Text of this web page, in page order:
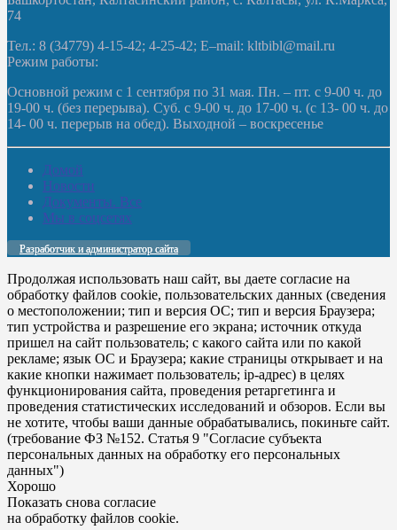
74
Тел.: 8 (34779) 4-15-42; 4-25-42; E–mail: kltbibl@mail.ru
Режим работы:
Основной режим с 1 сентября по 31 мая. Пн. – пт. с 9-00 ч. до
19-00 ч. (без перерыва). Суб. с 9-00 ч. до 17-00 ч. (с 13- 00 ч. до
14- 00 ч. перерыв на обед). Выходной – воскресенье
Домой
Новости
Документы. Все
Мы в соцсетях
Разработчик и администратор сайта
Продолжая использовать наш сайт, вы даете согласие на
обработку файлов cookie, пользовательских данных (сведения
о местоположении; тип и версия ОС; тип и версия Браузера;
тип устройства и разрешение его экрана; источник откуда
пришел на сайт пользователь; с какого сайта или по какой
рекламе; язык ОС и Браузера; какие страницы открывает и на
какие кнопки нажимает пользователь; ip-адрес) в целях
функционирования сайта, проведения ретаргетинга и
проведения статистических исследований и обзоров. Если вы
не хотите, чтобы ваши данные обрабатывались, покиньте сайт.
(требование ФЗ №152. Статья 9 "Согласие субъекта
персональных данных на обработку его персональных
данных")
Хорошо
Показать снова согласие
на обработку файлов cookie.